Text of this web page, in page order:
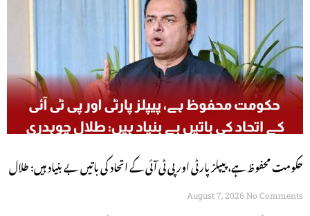
حکومت محفوظ ہے، پیپلز پارٹی اور پی ٹی آئی کے اتحاد کی باتیں بے بنیاد ہیں: طلال
چوہدری
August 7, 2026 No Comments